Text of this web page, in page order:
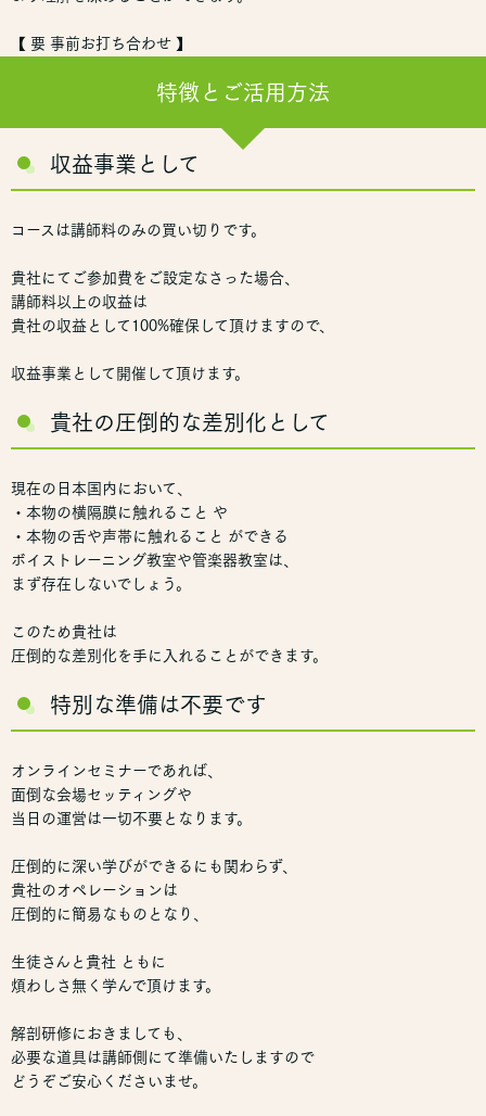
【 要 事前お打ち合わせ 】
特徴とご活用方法
収益事業として
コースは講師料のみの買い切りです。
貴社にてご参加費をご設定なさった場合、
講師料以上の収益は
貴社の収益として100%確保して頂けますので、
収益事業として開催して頂けます。
貴社の圧倒的な差別化として
現在の日本国内において、
・本物の横隔膜に触れること や
・本物の舌や声帯に触れること ができる
ボイストレーニング教室や管楽器教室は、
まず存在しないでしょう。
このため貴社は
圧倒的な差別化を手に入れることができます。
特別な準備は不要です
オンラインセミナーであれば、
面倒な会場セッティングや
当日の運営は一切不要となります。
圧倒的に深い学びができるにも関わらず、
貴社のオペレーションは
圧倒的に簡易なものとなり、
生徒さんと貴社 ともに
煩わしさ無く学んで頂けます。
解剖研修におきましても、
必要な道具は講師側にて準備いたしますので
どうぞご安心くださいませ。